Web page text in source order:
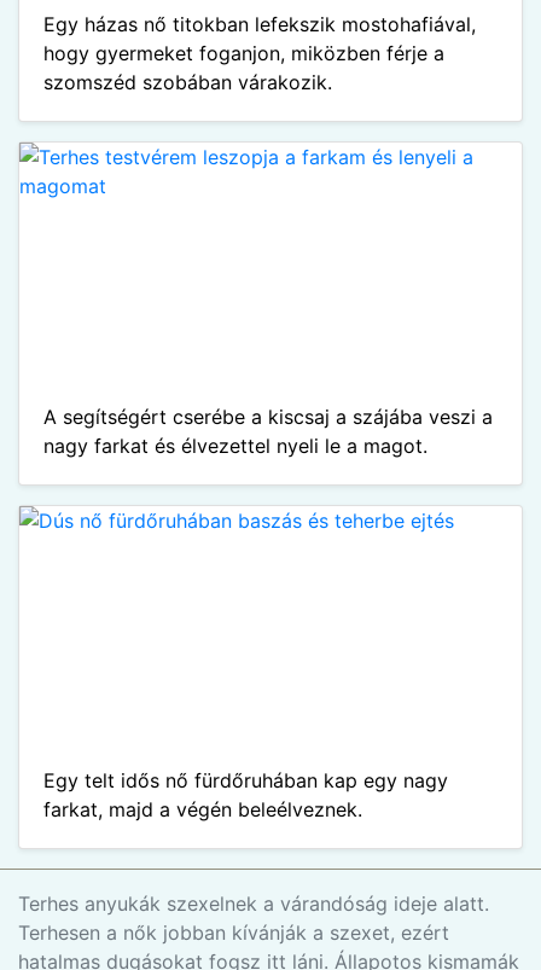
Egy házas nő titokban lefekszik mostohafiával,
hogy gyermeket foganjon, miközben férje a
szomszéd szobában várakozik.
A segítségért cserébe a kiscsaj a szájába veszi a
nagy farkat és élvezettel nyeli le a magot.
Egy telt idős nő fürdőruhában kap egy nagy
farkat, majd a végén beleélveznek.
Terhes anyukák szexelnek a várandóság ideje alatt.
Terhesen a nők jobban kívánják a szexet, ezért
hatalmas dugásokat fogsz itt láni. Állapotos kismamák